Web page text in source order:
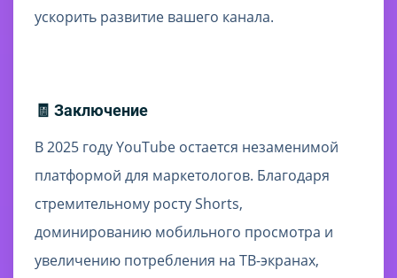
ускорить развитие вашего канала.
🧾 Заключение
В 2025 году YouTube остается незаменимой
платформой для маркетологов. Благодаря
стремительному росту Shorts,
доминированию мобильного просмотра и
увеличению потребления на ТВ-экранах,